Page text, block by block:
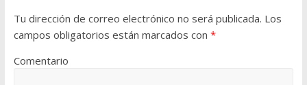
Tu dirección de correo electrónico no será publicada. Los
campos obligatorios están marcados con *
Comentario